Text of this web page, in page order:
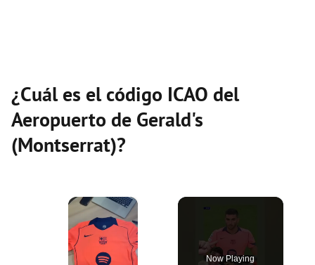
¿Cuál es el código ICAO del
Aeropuerto de Gerald's
(Montserrat)?
×
Now Playing